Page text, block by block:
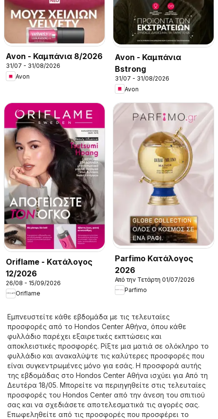
Avon - Καμπάνια 8/2026
31/07 - 31/08/2026
Avon
Avon - Καμπάνια
Bstrong
31/07 - 31/08/2026
Avon
Oriflame - Kατάλογος
12/2026
26/08 - 15/09/2026
Oriflame
Parfimo Kατάλογος
2026
Από την Τετάρτη 01/07/2026
Parfimo
Εμπνευστείτε κάθε εβδομάδα με τις τελευταίες
προσφορές από το Hondos Center Αθήνα, όπου κάθε
φυλλάδιο παρέχει εξαιρετικές εκπτώσεις και
αποκλειστικές προσφορές. Ρίξτε μια ματιά σε ολόκληρο το
φυλλάδιο και ανακαλύψτε τις καλύτερες προσφορές που
είναι συγκεντρωμένες μόνο για εσάς. Η προσφορά αυτής
της εβδομάδας στο Hondos Center Αθήνα ισχύει για Από τη
Δευτέρα 18/05. Μπορείτε να περιηγηθείτε στις τελευταίες
προσφορές του Hondos Center από την άνεση του σπιτιού
σας και να σχεδιάσετε αποτελεσματικά τις αγορές σας.
Επωφεληθείτε από τις προσφορές που προσφέρει το